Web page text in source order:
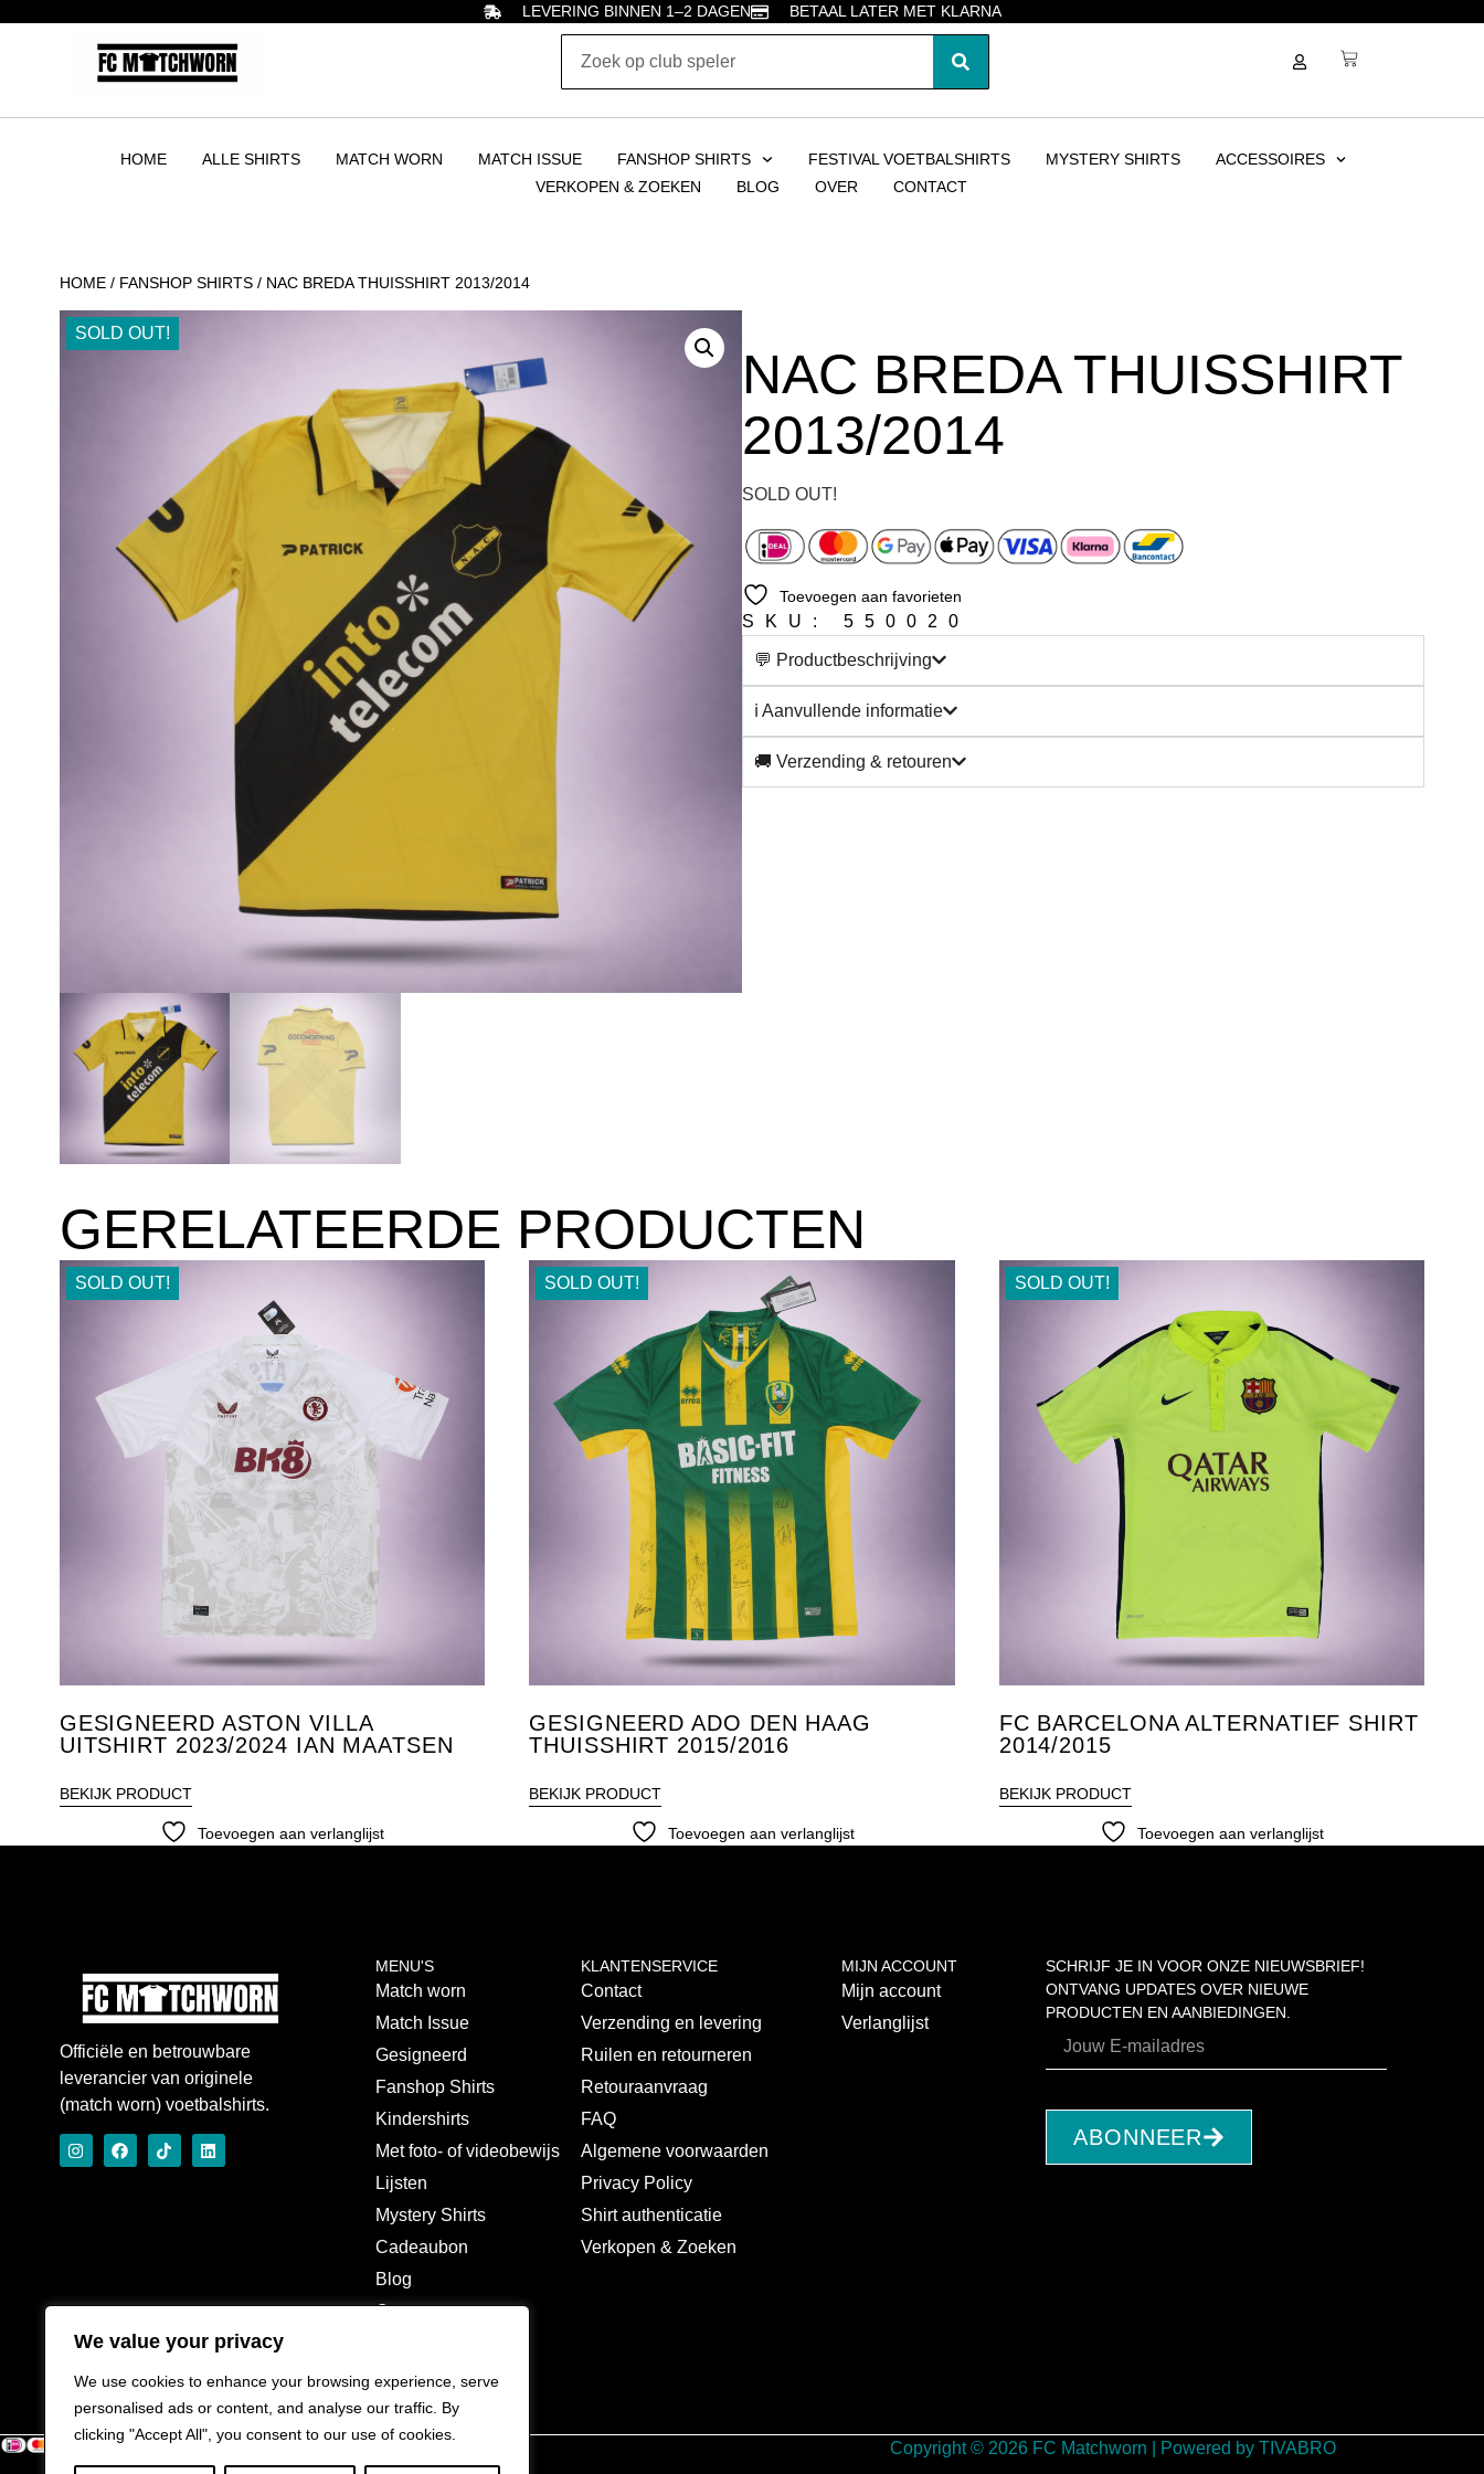
We value your privacy
We use cookies to enhance your browsing experience, serve
personalised ads or content, and analyse our traffic. By
clicking "Accept All", you consent to our use of cookies.
LEVERING BINNEN 1–2 DAGEN BETAAL LATER MET KLARNA
HOME ALLE SHIRTS MATCH WORN MATCH ISSUE FANSHOP SHIRTS FESTIVAL VOETBALSHIRTS MYSTERY SHIRTS
ACCESSOIRES
VERKOPEN & ZOEKEN
BLOG OVER CONTACT
HOME/ FANSHOP SHIRTS/ NAC BREDA THUISSHIRT 2013/2014
SOLD OUT!
NAC BREDA THUISSHIRT
2013/2014
SOLD OUT!
Toevoegen aan favorieten
SKU: 550020
💬 Productbeschrijving
ℹ️ Aanvullende informatie
🚚 Verzending & retouren
GERELATEERDE PRODUCTEN
SOLD OUT!
GESIGNEERD ASTON VILLA
UITSHIRT 2023/2024 IAN MAATSEN
BEKIJK PRODUCT
Toevoegen aan verlanglijst
SOLD OUT!
GESIGNEERD ADO DEN HAAG
THUISSHIRT 2015/2016
BEKIJK PRODUCT
Toevoegen aan verlanglijst
SOLD OUT!
FC BARCELONA ALTERNATIEF SHIRT
2014/2015
BEKIJK PRODUCT
Toevoegen aan verlanglijst
Officiële en betrouwbare
leverancier van originele
(match worn) voetbalshirts.
MENU'S
Match worn
Match Issue
Gesigneerd
Fanshop Shirts
Kindershirts
Met foto- of videobewijs
Lijsten
Mystery Shirts
Cadeaubon
Blog
Over
KLANTENSERVICE
Contact
Verzending en levering
Ruilen en retourneren
Retouraanvraag
FAQ
Algemene voorwaarden
Privacy Policy
Shirt authenticatie
Verkopen & Zoeken
MIJN ACCOUNT
Mijn account
Verlanglijst
SCHRIJF JE IN VOOR ONZE NIEUWSBRIEF!
ONTVANG UPDATES OVER NIEUWE
PRODUCTEN EN AANBIEDINGEN.
ABONNEER
Copyright © 2026 FC Matchworn | Powered by TIVABRO